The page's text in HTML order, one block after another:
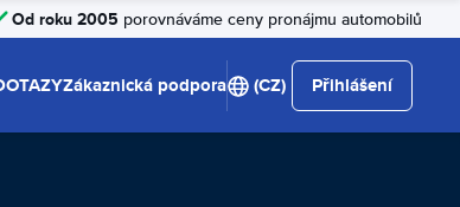
Od roku 2005 porovnáváme ceny pronájmu automobilů
Zákaznická podpora (CZ) Přihlášení